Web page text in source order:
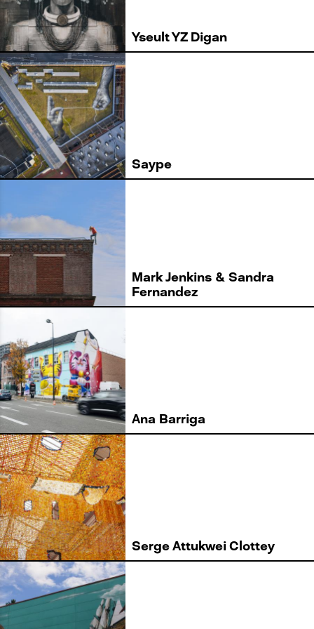
Yseult YZ Digan
Saype
Mark Jenkins & Sandra
Fernandez
Ana Barriga
Serge Attukwei Clottey